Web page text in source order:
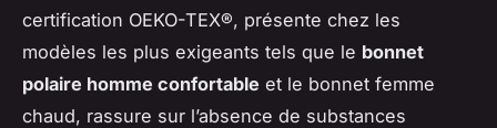
certification OEKO-TEX®, présente chez les
modèles les plus exigeants tels que le bonnet
polaire homme confortable et le bonnet femme
chaud, rassure sur l’absence de substances